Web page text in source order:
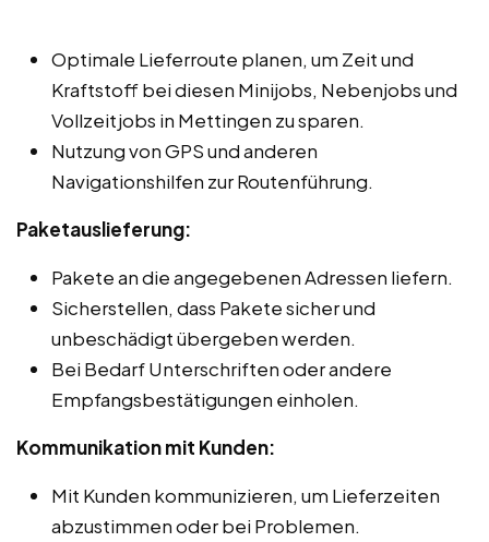
Optimale Lieferroute planen, um Zeit und
Kraftstoff bei diesen Minijobs, Nebenjobs und
Vollzeitjobs in Mettingen zu sparen.
Nutzung von GPS und anderen
Navigationshilfen zur Routenführung.
Paketauslieferung:
Pakete an die angegebenen Adressen liefern.
Sicherstellen, dass Pakete sicher und
unbeschädigt übergeben werden.
Bei Bedarf Unterschriften oder andere
Empfangsbestätigungen einholen.
Kommunikation mit Kunden:
Mit Kunden kommunizieren, um Lieferzeiten
abzustimmen oder bei Problemen.